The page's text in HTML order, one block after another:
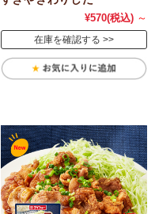
¥570(税込) ～
在庫を確認する